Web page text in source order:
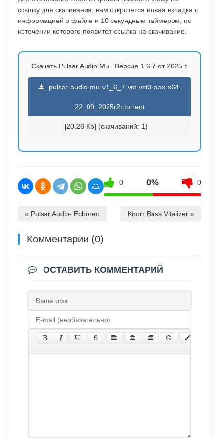
ссылку для скачивания, вам откротется новая вкладка с
информацией о файле и 10 секундным таймером, по
истечении которого появится ссылка на скачивание.
Скачать Pulsar Audio Mu . Версия 1.6.7 от 2025 г.
pulsar-audio-mu-v1_6_7-vst-vst3-aax-x64-
22_09_2025r2r.torrent
[20.28 Kb] (cкачиваний: 1)
0 0% 0
« Pulsar Audio- Echorec Knorr Bass Vitalizer »
Комментарии (0)
ОСТАВИТЬ КОММЕНТАРИЙ